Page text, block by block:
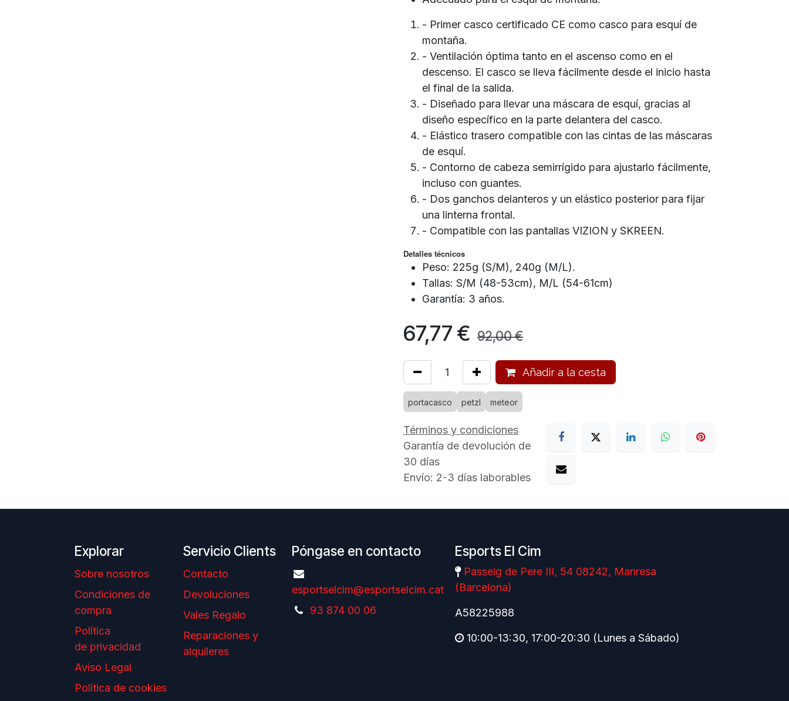
- Primer casco certificado CE como casco para esquí de
montaña.
- Ventilación óptima tanto en el ascenso como en el
descenso. El casco se lleva fácilmente desde el inicio hasta
el final de la salida.
- Diseñado para llevar una máscara de esquí, gracias al
diseño específico en la parte delantera del casco.
- Elástico trasero compatible con las cintas de las máscaras
de esquí.
- Contorno de cabeza semirrígido para ajustarlo fácilmente,
incluso con guantes.
- Dos ganchos delanteros y un elástico posterior para fijar
una linterna frontal.
- Compatible con las pantallas VIZION y SKREEN.
Detalles técnicos
Peso: 225g (S/M), 240g (M/L).
Tallas: S/M (48-53cm), M/L (54-61cm)
Garantía: 3 años.
67,77 € 92,00€
Añadir a la cesta
portacasco petzl meteor
Términos y condiciones
Garantía de devolución de
30 días
Envío: 2-3 días laborables
Explorar
Sobre nosotros
Condiciones de
compra
Política
de privacidad
Aviso Legal
Política de cookies
Servicio Clients
Contacto
Devoluciones
Vales Regalo
Reparaciones y
alquileres
Esports El Cim
Passeig de Pere III, 54 08242, Manresa
(Barcelona)
A58225988
10:00-13:30, 17:00-20:30 (Lunes a Sábado)
Póngase en contacto
esportselcim@esportselcim.cat
93 874 00 06